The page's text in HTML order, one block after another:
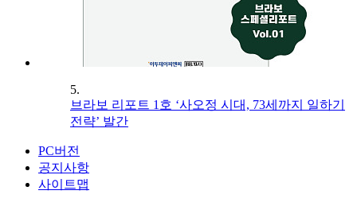
5.
브라보 리포트 1호 ‘사오정 시대, 73세까지 일하기
전략’ 발간
PC버전
공지사항
사이트맵